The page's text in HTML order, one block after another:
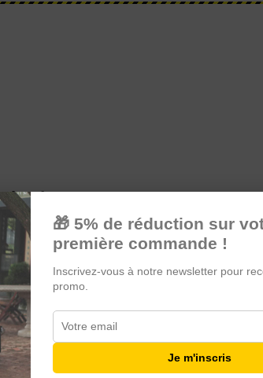
:
🎁 5% de réduction sur
première commande !
Inscrivez-vous à notre newsletter pour
promo.
Je m'inscris